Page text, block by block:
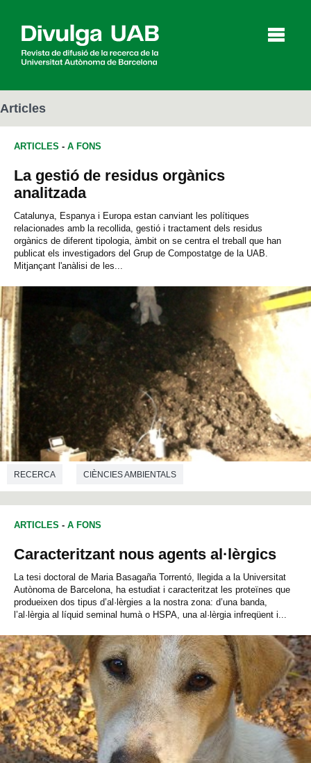
Articles Entrevistes
Agenda
English
Articles
ARTICLES - A FONS
La gestió de residus orgànics
analitzada
Catalunya, Espanya i Europa estan canviant les polítiques
relacionades amb la recollida, gestió i tractament dels residus
orgànics de diferent tipologia, àmbit on se centra el treball que han
publicat els investigadors del Grup de Compostatge de la UAB.
Mitjançant l'anàlisi de les...
RECERCA CIÈNCIES AMBIENTALS
ARTICLES - A FONS
Caracteritzant nous agents al·lèrgics
La tesi doctoral de Maria Basagaña Torrentó, llegida a la Universitat
Autònoma de Barcelona, ha estudiat i caracteritzat les proteïnes que
produeixen dos tipus d’al·lèrgies a la nostra zona: d’una banda,
l’al·lèrgia al líquid seminal humà o HSPA, una al·lèrgia infreqüent i...